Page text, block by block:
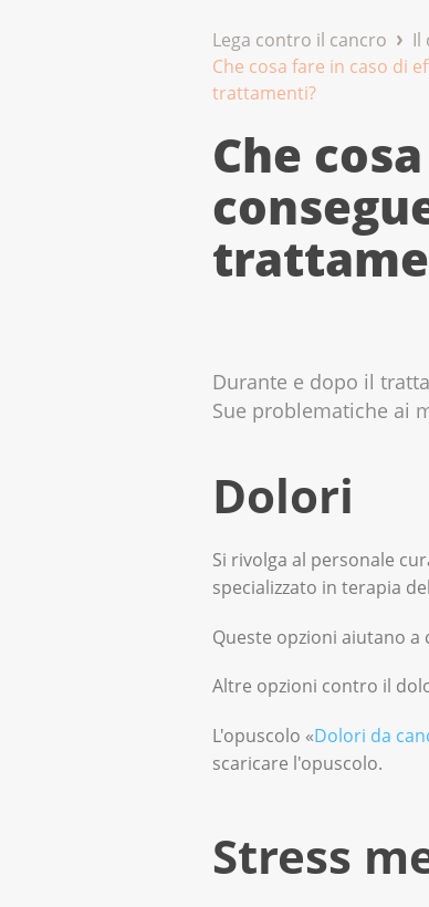
Lega contro il cancro Il
Che cosa fare in caso di
trattamenti?
Che
Durante e dopo il
Sue problematiche ai
Dolori
Si rivolga al personale
specializzato in terapia
Queste opzioni aiutano
Altre opzioni contro il
L'opuscolo «Dolori da
scaricare l'opuscolo.
Stress